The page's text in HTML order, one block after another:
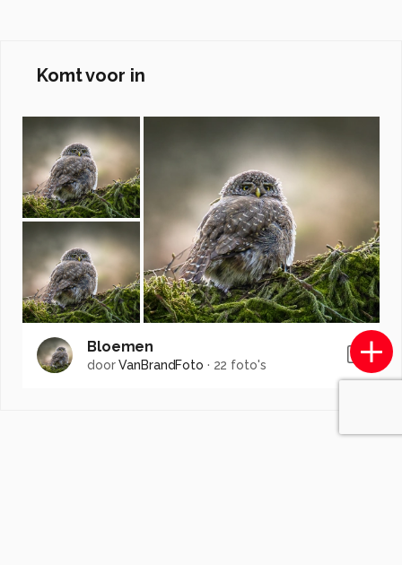
Komt voor in
Bloemen
doorVanBrandFoto · 22 foto's